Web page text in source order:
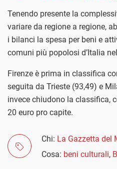
Tenendo presente la
variare da regione a regione,
i bilanci la spesa per beni e
comuni più popolosi d’Italia
Firenze è prima in classifica
seguita da Trieste (93,49) e
invece chiudono la classifica,
20 euro pro capite.
Chi: La Gazzetta del
Cosa: beni culturali,